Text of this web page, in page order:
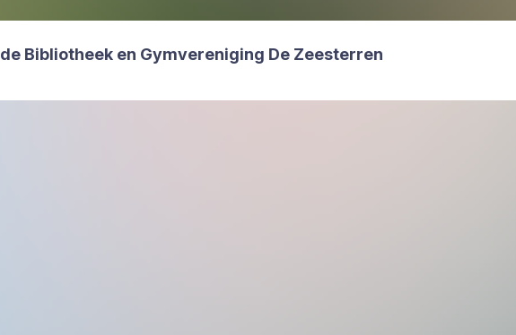
, de Bibli­o­theek en Gym­ver­e­ni­ging De Zee­ster­ren